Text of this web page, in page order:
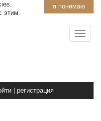
я понимаю
этим.
регистрация